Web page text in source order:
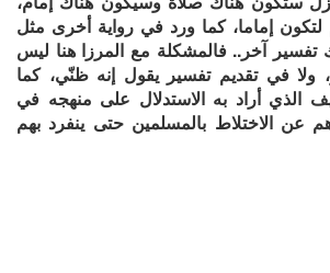
إماما، كما ورد في رواية أخرى مثل
آخر.. فالمشكلة مع المرزا هنا ليس
ولا في تقديم تفسير يقول إنه ظنّي، كما
الذي أراد به الاستدلال على منهجه في
عن الاختلاط بالمسلمين حتى ينفرد بهم